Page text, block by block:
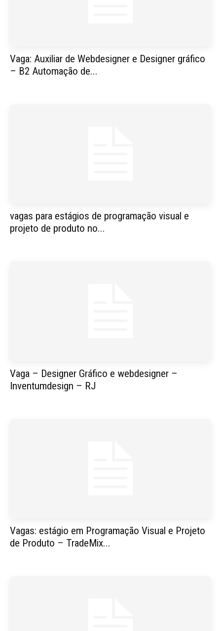
Vaga: Auxiliar de Webdesigner e Designer gráfico
– B2 Automação de...
vagas para estágios de programação visual e
projeto de produto no...
Vaga – Designer Gráfico e webdesigner –
Inventumdesign – RJ
Vagas: estágio em Programação Visual e Projeto
de Produto – TradeMix...